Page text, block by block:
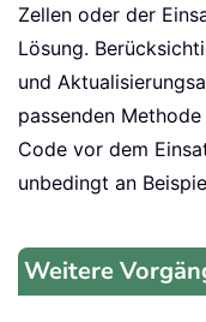
Zellen oder der
Lösung.
und
passenden
Code vor dem
unbedingt an
Weitere